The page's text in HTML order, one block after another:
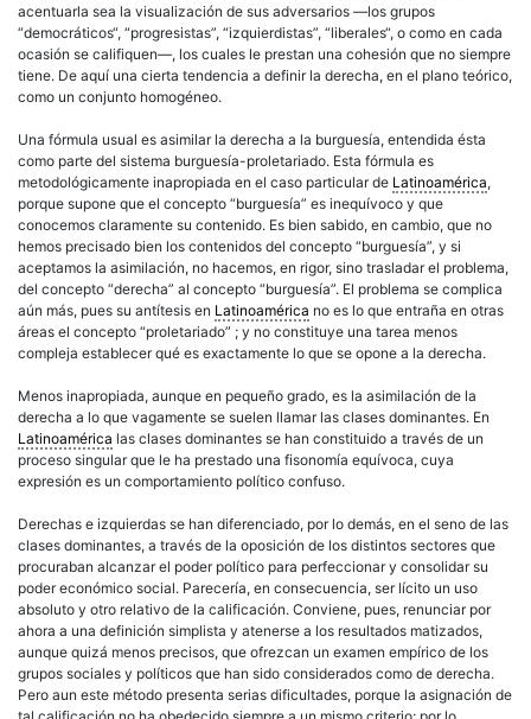
acentuarla sea la visualización de sus adversarios —los grupos
“democráticos“, “progresistas”, “izquierdistas”, “liberales“, o como en cada
ocasión se califiquen—, los cuales le prestan una cohesión que no siempre
tiene. De aquí una cierta tendencia a definir la derecha, en el plano teórico,
como un conjunto homogéneo.
Una fórmula usual es asimilar la derecha a la burguesía, entendida ésta
como parte del sistema burguesía-proletariado. Esta fórmula es
metodológicamente inapropiada en el caso particular de Latinoamérica,
porque supone que el concepto “burguesía” es inequívoco y que
conocemos claramente su contenido. Es bien sabido, en cambio, que no
hemos precisado bien los contenidos del concepto “burguesía”, y si
aceptamos la asimilación, no hacemos, en rigor, sino trasladar el problema,
del concepto “derecha” al concepto “burguesía”. El problema se complica
aún más, pues su antítesis en Latinoamérica no es lo que entraña en otras
áreas el concepto “proletariado” ; y no constituye una tarea menos
compleja establecer qué es exactamente lo que se opone a la derecha.
Menos inapropiada, aunque en pequeño grado, es la asimilación de la
derecha a lo que vagamente se suelen llamar las clases dominantes. En
Latinoamérica las clases dominantes se han constituido a través de un
proceso singular que le ha prestado una fisonomía equívoca, cuya
expresión es un comportamiento político confuso.
Derechas e izquierdas se han diferenciado, por lo demás, en el seno de las
clases dominantes, a través de la oposición de los distintos sectores que
procuraban alcanzar el poder político para perfeccionar y consolidar su
poder económico social. Parecería, en consecuencia, ser lícito un uso
absoluto y otro relativo de la calificación. Conviene, pues, renunciar por
ahora a una definición simplista y atenerse a los resultados matizados,
aunque quizá menos precisos, que ofrezcan un examen empírico de los
grupos sociales y políticos que han sido considerados como de derecha.
Pero aun este método presenta serias dificultades, porque la asignación de